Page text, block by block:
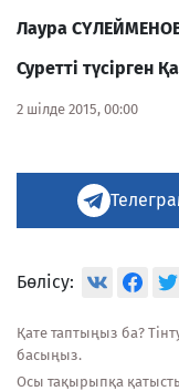
Лаура
Суретті түсірген
2 шілде 2015, 00:00
Бөлісу:
Қате таптыңыз ба?
басыңыз.
Осы тақырыпқа